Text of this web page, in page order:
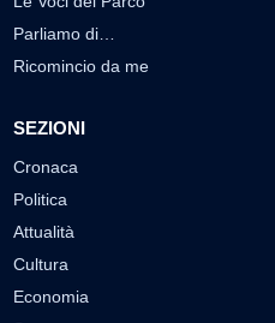
Parliamo di…
Ricomincio da me
SEZIONI
Cronaca
Politica
Attualità
Cultura
Economia